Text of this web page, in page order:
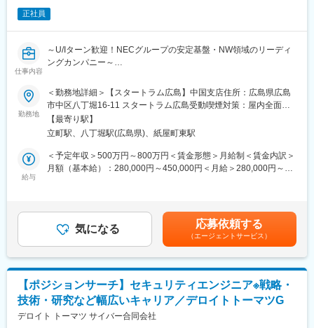
◇各種SaaS（Google Workspace、Slack、Notion、1Password
など）のアカウント・ライセンス管理、運用
の実施
◇社内ヘルプデスク対応、FAQやマニュアルの作成・整備
◇ISMS事務局の対応、および運用の継続的改善（SecureNavi等
の活用）
◇情報セキュリティ規程・ガイドラインの整備、SaaS・AIサービ
ス導入時のセキュリティ評価
対応
◇セキュリティインシデント対応および再発防止策の策定、社内
Google Workspace、Slack、Notion、1password、ZOOM、
Microsoft 365、Windows 365、Adobe、Goodline、
SecureNavi、Apple Business Manager、Deep Instinct、
LANSCOPE、Verona SASE、Sansan
変更の範囲：会社の定める業務
正社員
仕事内容
～U/Iターン歓迎！NECグループの安定基盤・NW領域のリーディ
ングカンパニー～
●離職率3％×フルフレックス制×平均勤続年数17年で働きやすさ◎
（テレワーク先駆者100選認定、健康経営優良法人5年連続認定）
■職務内容：
主に官庁自治体・一般企業を中心としたネットワークインフラ、
セキュリティ対策のSEとして提案・見積・設計・施工まで幅広く
ご活躍いただきます。上流から下流までご担当いただく想定では
ありますが、ご経験やスキルにあわせて、経験豊富な社員による
■具体的な職務内容：
・自治体、企業、学校などのネットワーク提案、設計、構築、保
守業務の遂行
規ビジネスの創出
<携わるフェーズ>
提案（30）→設計（30）→構築（30）→保守（10）
勤務地
＜勤務地詳細＞【スタートラム広島】中国支店住所：広島県広島
市中区八丁堀16-11 スタートラム広島受動喫煙対策：屋内全面禁
煙変更の範囲：会社の定める事業所（リモートワーク含む）
【最寄り駅】
立町駅、八丁堀駅(広島県)、紙屋町東駅
給与
＜予定年収＞500万円～800万円＜賃金形態＞月給制＜賃金内訳＞
月額（基本給）：280,000円～450,000円＜月給＞280,000円～
の経験・能力を考慮し算定します。■昇給：年1回（4月）■賞与：
年2回（6月、12月）賃金はあくまでも目安の金額であり、選考を
通じて上下する可能性があります。月給(月額)は固定手当を含めた
表記です。
気になる 応募依頼する
（エージェントサービス）
【ポジションサーチ】セキュリティエンジニア※戦略・
技術・研究など幅広いキャリア／デロイトトーマツG
デロイト トーマツ サイバー合同会社